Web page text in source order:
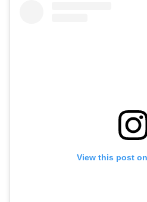
View this post